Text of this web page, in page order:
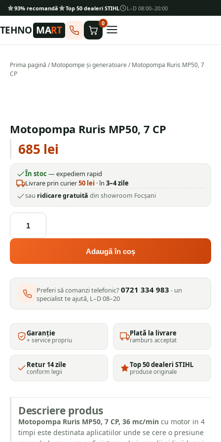
93% recomandă Top 50 dealeri STIHL L–D 08:00–20:00
TEHNO MART
0
Prima pagină /Motopompe și generatoare/ Motopompa Ruris MP50, 7
CP
Motopompa Ruris MP50, 7 CP
685 lei
În stoc — expediem rapid
Livrare prin curier50 lei · în 3–4 zile
sau ridicare gratuită din showroom Focșani
Descriere produs
Motopompa Ruris MP50, 7 CP, 36 mc/min cu motor in 4
timpi este destinata aplicatiilor unde se cere o presiune
Cantitate
Motopompa
Ruris
7
Adaugă în coș
Preferi să comanzi telefonic?0721 334 983 - un
specialist te ajută, L–D 08–20
Garanție
+ service propriu
Plată la livrare
ramburs acceptat
Retur 14 zile
conform legii
Top 50 dealeri STIHL
produse originale